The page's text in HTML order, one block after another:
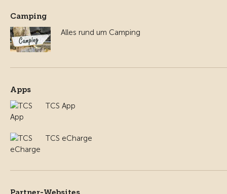
Camping
Alles rund um Camping
Apps
TCS App
TCS eCharge